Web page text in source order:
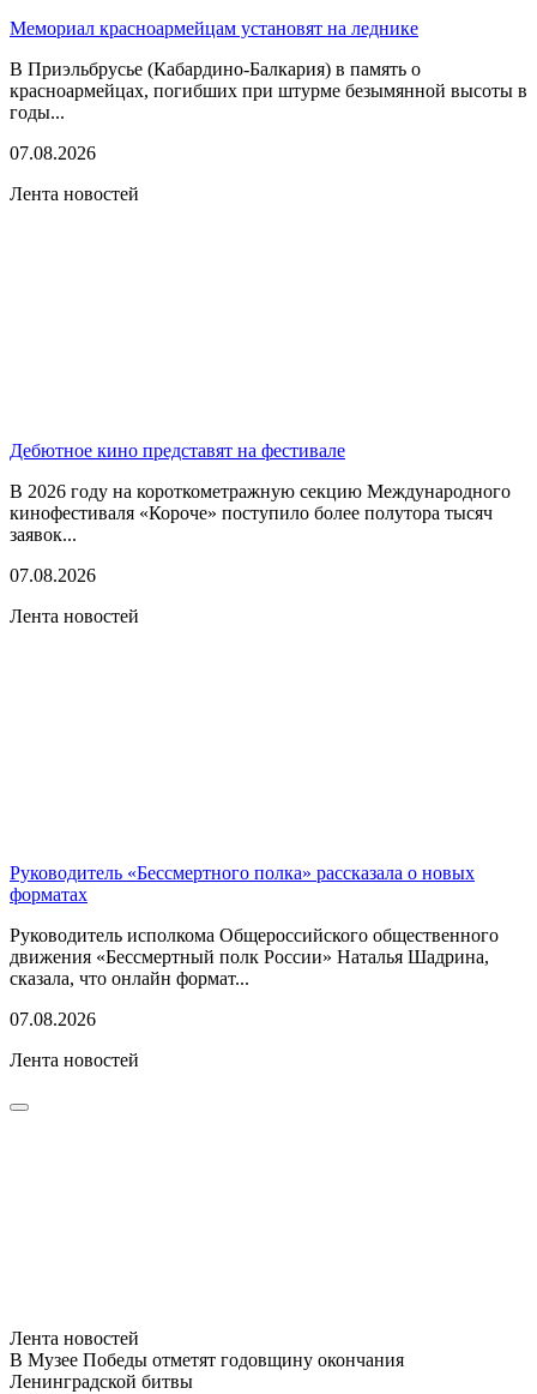
Мемориал красноармейцам установят на леднике
В Приэльбрусье (Кабардино-Балкария) в память о
красноармейцах, погибших при штурме безымянной высоты в
годы...
07.08.2026
Лента новостей
Дебютное кино представят на фестивале
В 2026 году на короткометражную секцию Международного
кинофестиваля «Короче» поступило более полутора тысяч
заявок...
07.08.2026
Лента новостей
Руководитель «Бессмертного полка» рассказала о новых
форматах
Руководитель исполкома Общероссийского общественного
движения «Бессмертный полк России» Наталья Шадрина,
сказала, что онлайн формат...
07.08.2026
Лента новостей
Лента новостей
В Музее Победы отметят годовщину окончания
Ленинградской битвы